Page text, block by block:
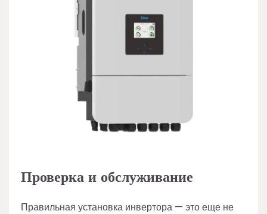
Проверка и обслуживание
Правильная установка инвертора — это еще не